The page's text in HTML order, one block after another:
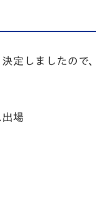
定しましたので
場